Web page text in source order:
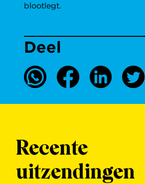
blootlegt.
Deel
Recente
uitzendingen